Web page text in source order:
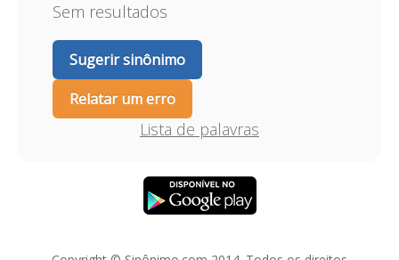
Sem resultados
Sugerir sinônimo
Relatar um erro
Lista de palavras